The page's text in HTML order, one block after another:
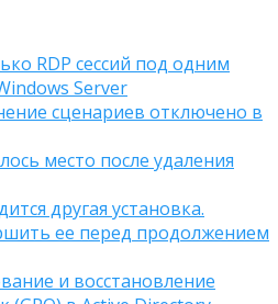
RDP сессий под одним
Server
сценариев отключено в
место после удаления
другая установка.
ее перед продолжением
и восстановление